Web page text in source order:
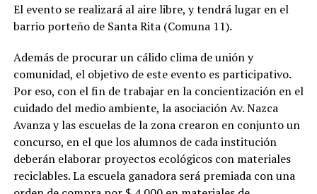
El evento se realizará al aire libre, y tendrá lugar en el
barrio porteño de Santa Rita (Comuna 11).
Además de procurar un cálido clima de unión y
comunidad, el objetivo de este evento es participativo.
Por eso, con el fin de trabajar en la concientización en el
cuidado del medio ambiente, la asociación Av. Nazca
Avanza y las escuelas de la zona crearon en conjunto un
concurso, en el que los alumnos de cada institución
deberán elaborar proyectos ecológicos con materiales
reciclables. La escuela ganadora será premiada con una